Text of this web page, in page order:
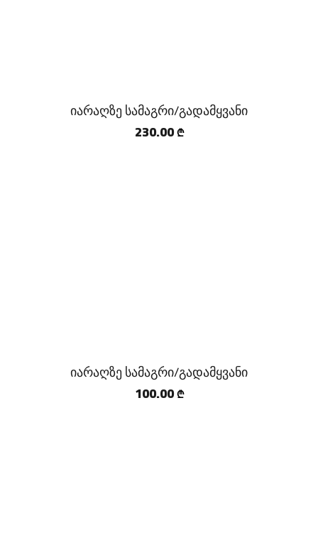
იარაღზე სამაგრი/გადამყვანი
230.00 ₾
იარაღზე სამაგრი/გადამყვანი
100.00 ₾